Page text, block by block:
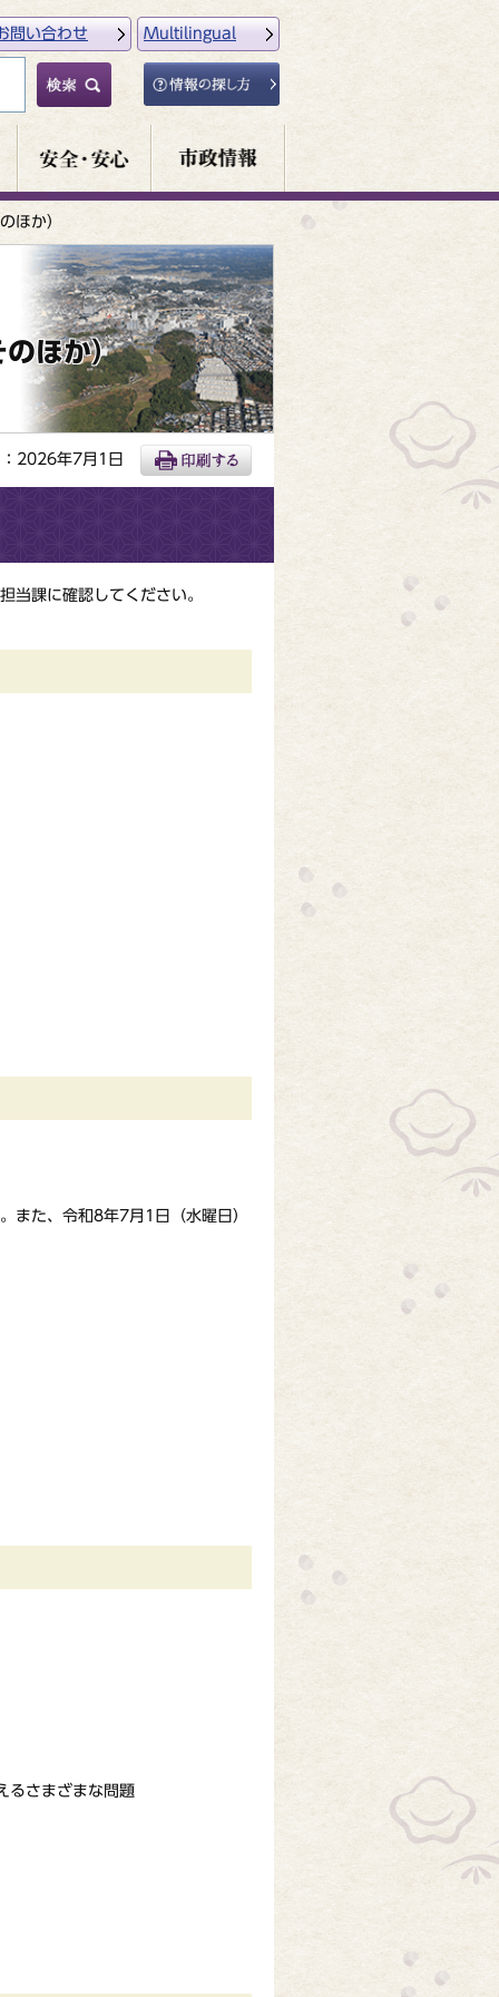
問い合わせ Multilingual
ほか）
のほか）
2026年7月1日
課に確認してください。
また、令和8年7月1日（水曜日）
るさまざまな問題